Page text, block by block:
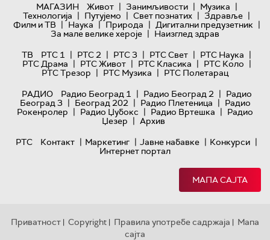
МАГАЗИН
Живот | Занимљивости | Музика |
Технологијa | Путујемо | Свет познатих | Здравље |
Филм и ТВ | Наука | Природа | Дигитални предузетник |
За мале велике хероје | Наизглед здрав
ТВ
РТС 1 | РТС 2 | РТС 3 | РТС Свет | РТС Наука |
РТС Драма | РТС Живот | РТС Класика | РТС Коло |
РТС Трезор | РТС Музика | РТС Полетарац
РАДИО
Радио Београд 1 | Радио Београд 2 | Радио
Београд 3 | Београд 202 | Радио Плетеница | Радио
Рокенролер | Радио Џубокс | Радио Вртешка | Радио
Џезер | Архив
РТС
Контакт | Маркетинг | Јавне набавке | Конкурси |
Интернет портал
МАПА САЈТА
Приватност | Copyright | Правила употребе садржаја | Мапа
сајта